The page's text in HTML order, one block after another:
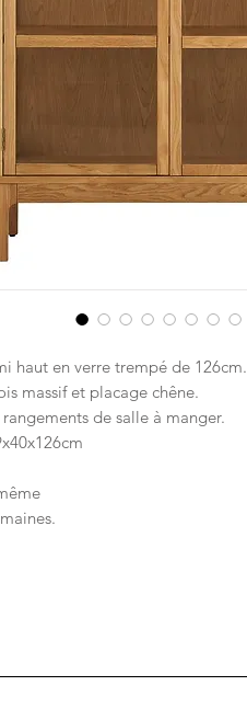
haut en verre trempé de 126cm.
massif et placage chêne.
de salle à manger.